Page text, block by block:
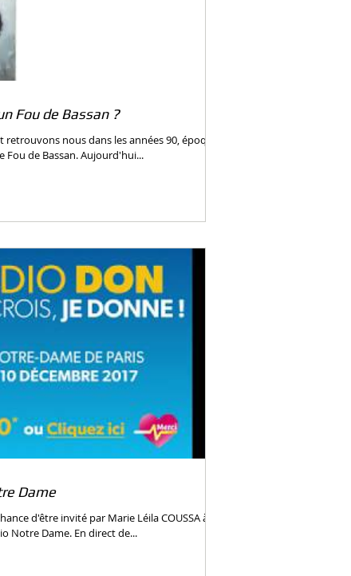
Fou de Bassan ?
nous dans les années 90, époque
Fou de Bassan. Aujourd'hui...
Dame
d'être invité par Marie Léila COUSSA à
Notre Dame. En direct de...